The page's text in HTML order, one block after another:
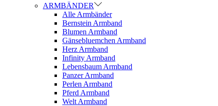
ARMBÄNDER
Alle Armbänder
Bernstein Armband
Blumen Armband
Gänsebluemchen Armband
Herz Armband
Infinity Armband
Lebensbaum Armband
Panzer Armband
Perlen Armband
Pferd Armband
Welt Armband